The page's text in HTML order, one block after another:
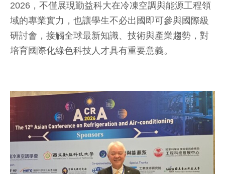
2026，不僅展現勤益科大在冷凍空調與能源工程領
域的專業實力，也讓學生不必出國即可參與國際級
研討會，接觸全球最新知識、技術與產業趨勢，對
培育國際化綠色科技人才具有重要意義。